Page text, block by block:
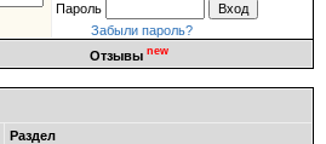
Пароль
Забыли пароль?
Отзывы new
Раздел